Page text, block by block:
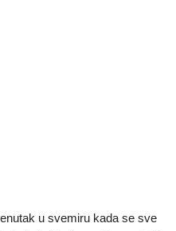
u svemiru kada se sve